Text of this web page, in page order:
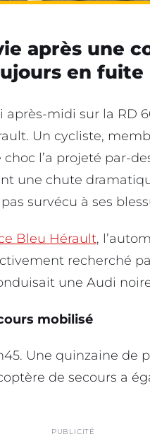
après une
en fuite
midi sur la RD
Un cycliste,
l’a projeté par-
une chute
survécu à ses
Bleu Hérault,
recherché
une Audi
mobilisé
Une quinzaine de
de secours a
PUBLICITÉ